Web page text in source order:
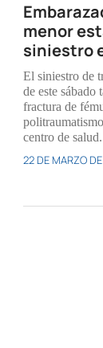
menor
siniestro
El siniestro de
de este sábado
fractura de
centro de salud.
22 DE MARZO